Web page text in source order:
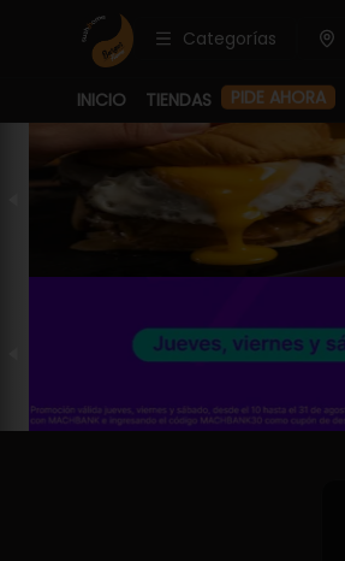
Categorías
INICIO TIENDAS PIDE AHORA